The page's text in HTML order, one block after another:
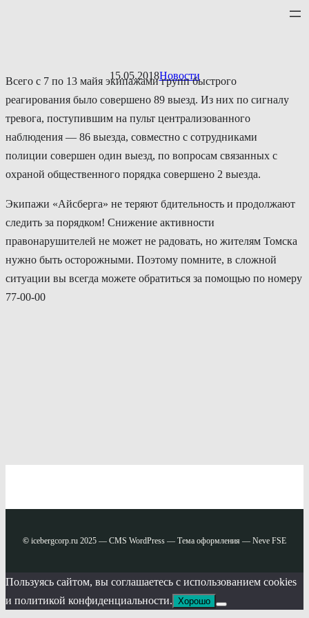
15.05.2018Новости
Всего с 7 по 13 майя экипажами групп быстрого
реагирования было совершено 89 выезд. Из них по сигналу
тревога, поступившим на пульт централизованного
наблюдения — 86 выезда, совместно с сотрудниками
полиции совершен один выезд, по вопросам связанных с
охраной общественного порядка совершено 2 выезда.
Экипажи «Айсберга» не теряют бдительность и продолжают
следить за порядком! Снижение активности
правонарушителей не может не радовать, но жителям Томска
нужно быть осторожными. Поэтому помните, в сложной
ситуации вы всегда можете обратиться за помощью по номеру
77-00-00
© icebergcorp.ru 2025 — CMS WordPress — Тема оформления — Neve FSE
Пользуясь сайтом, вы соглашаетесь с использованием cookies
и политикой конфиденциальности. Хорошо